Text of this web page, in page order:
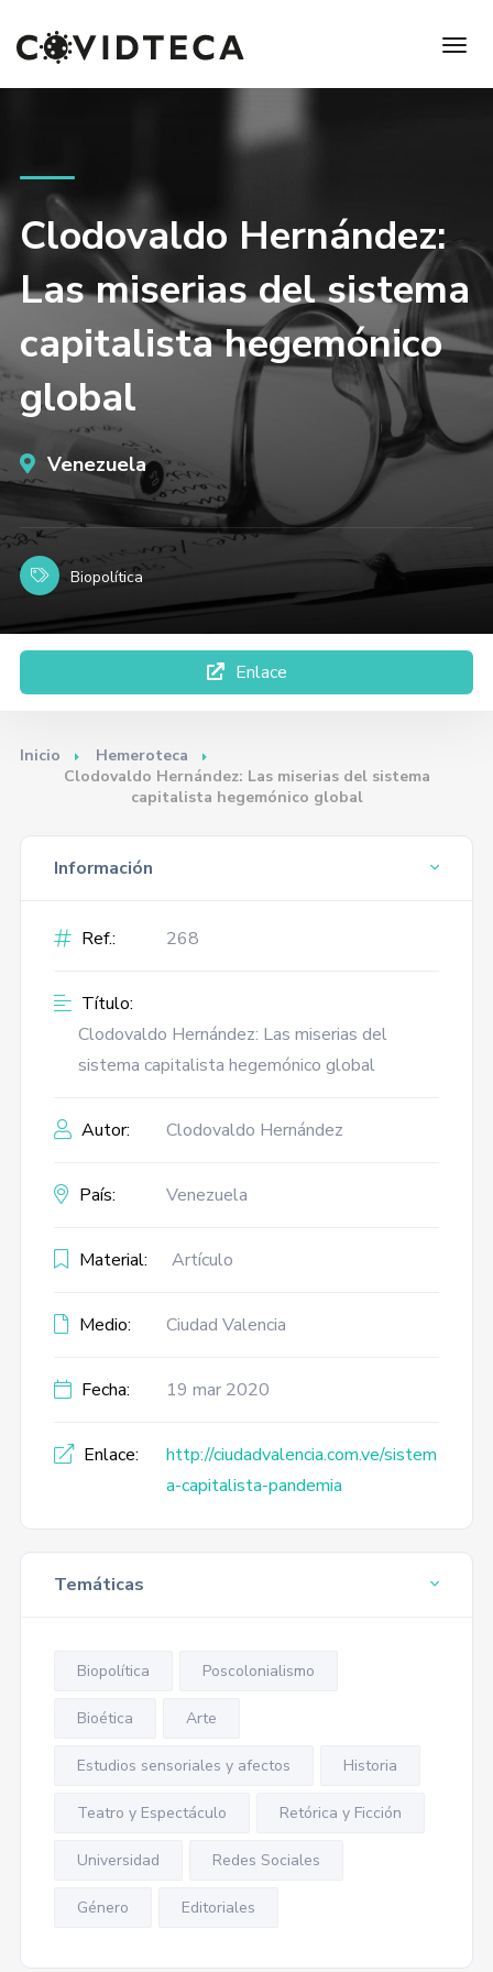
Clodovaldo Hernández:
Las miserias del sistema
capitalista hegemónico
global
Venezuela
Biopolítica
Enlace
Inicio
Hemeroteca
Clodovaldo Hernández: Las miserias del sistema
capitalista hegemónico global
Información
Ref.: 268
Título:
Clodovaldo Hernández: Las miserias del
sistema capitalista hegemónico global
Autor: Clodovaldo Hernández
País: Venezuela
Material: Artículo
Medio: Ciudad Valencia
Fecha: 19 mar 2020
Enlace:
http://ciudadvalencia.com.ve/sistem
a-capitalista-pandemia
Temáticas
Biopolítica Poscolonialismo
Bioética Arte
Estudios sensoriales y afectos Historia
Teatro y Espectáculo Retórica y Ficción
Universidad Redes Sociales
Género Editoriales